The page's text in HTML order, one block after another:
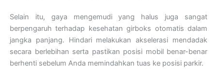
Selain itu, gaya mengemudi yang halus juga sangat
berpengaruh terhadap kesehatan girboks otomatis dalam
jangka panjang. Hindari melakukan akselerasi mendadak
secara berlebihan serta pastikan posisi mobil benar-benar
berhenti sebelum Anda memindahkan tuas ke posisi parkir.